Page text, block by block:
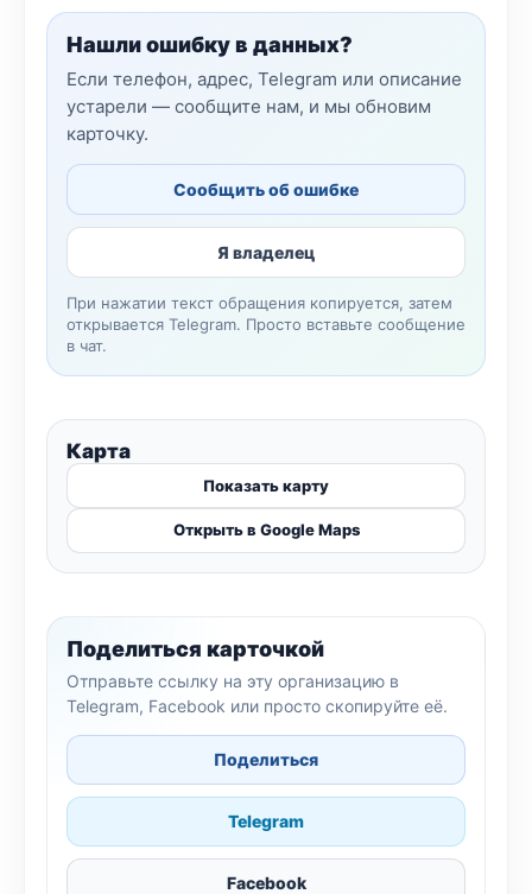
Нашли ошибку в данных?
Если телефон, адрес, Telegram или описание
устарели — сообщите нам, и мы обновим
карточку.
Сообщить об ошибке
Я владелец
При нажатии текст обращения копируется, затем
открывается Telegram. Просто вставьте сообщение
в чат.
Карта
Показать карту
Открыть в Google Maps
Поделиться карточкой
Отправьте ссылку на эту организацию в
Telegram, Facebook или просто скопируйте её.
Поделиться
Telegram
Facebook